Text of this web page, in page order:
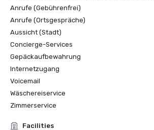
Anrufe (Gebührenfrei)
Anrufe (Ortsgespräche)
Aussicht (Stadt)
Concierge-Services
Gepäckaufbewahrung
Internetzugang
Voicemail
Wäschereiservice
Zimmerservice
Facilities